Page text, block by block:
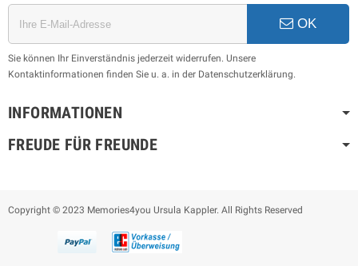
OK
Sie können Ihr Einverständnis jederzeit widerrufen. Unsere
Kontaktinformationen finden Sie u. a. in der Datenschutzerklärung.
INFORMATIONEN
FREUDE FÜR FREUNDE
Copyright © 2023 Memories4you Ursula Kappler. All Rights Reserved